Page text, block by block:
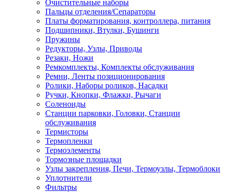
Очистительные наборы
Пальцы отделения/Сепараторы
Платы форматирования, контроллера, питания
Подшипники, Втулки, Бушинги
Пружины
Редукторы, Узлы, Приводы
Резаки, Ножи
Ремкомплекты, Комплекты обслуживания
Ремни, Ленты позиционирования
Ролики, Наборы роликов, Насадки
Ручки, Кнопки, Флажки, Рычаги
Соленоиды
Станции парковки, Головки, Станции
обслуживания
Термисторы
Термопленки
Термоэлементы
Тормозные площадки
Узлы закрепления, Печи, Термоузлы, Термоблоки
Уплотнители
Фильтры